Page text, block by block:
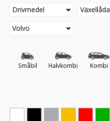
Drivmedel Växellåda
Volvo
Småbil Halvkombi Kombi